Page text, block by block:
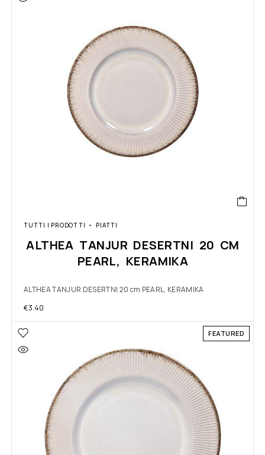
TUTTI I PRODOTTI PIATTI
ALTHEA TANJUR DESERTNI 20 CM
PEARL, KERAMIKA
ALTHEA TANJUR DESERTNI 20 cm PEARL, KERAMIKA
€3.40
FEATURED